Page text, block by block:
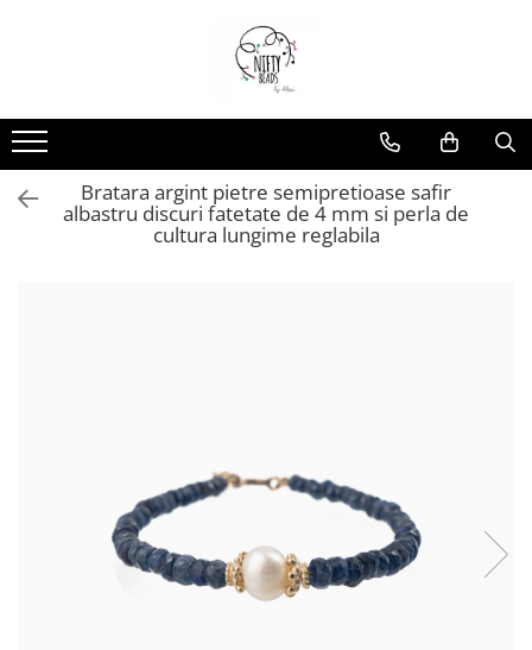
Bratara argint pietre semipretioase safir
albastru discuri fatetate de 4 mm si perla de
cultura lungime reglabila